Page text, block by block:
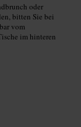
oder
bitten Sie bei
vom
im hinteren